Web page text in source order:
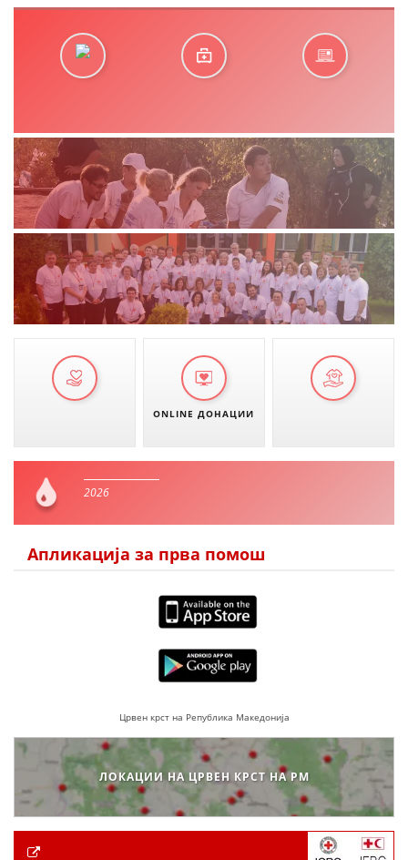
ONLINE ДОНАЦИИ
2026
Апликација за прва помош
Црвен крст на Република Македонија
ЛОКАЦИИ НА ЦРВЕН КРСТ НА РМ